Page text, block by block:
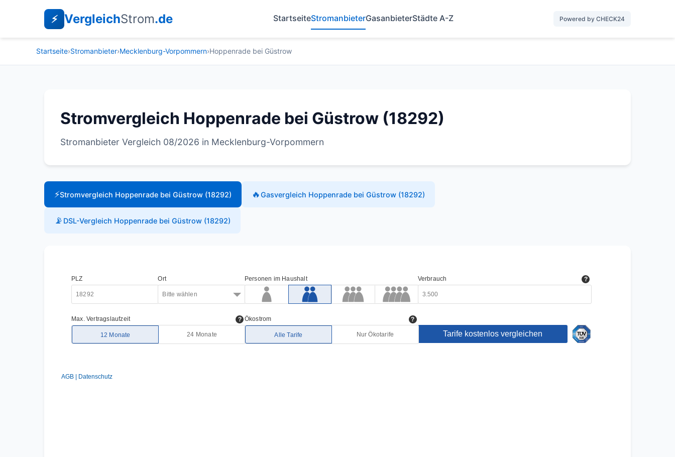
⚡ VergleichStrom.de StartseiteStromanbieterGasanbieterStädte A-Z Powered by CHECK24
Startseite›Stromanbieter›Mecklenburg-Vorpommern›Hoppenrade bei Güstrow
Stromvergleich Hoppenrade bei Güstrow (18292)
Stromanbieter Vergleich 08/2026 in Mecklenburg-Vorpommern
⚡Stromvergleich Hoppenrade bei Güstrow (18292) 🔥Gasvergleich Hoppenrade bei Güstrow (18292)
📡 DSL-Vergleich Hoppenrade bei Güstrow (18292)